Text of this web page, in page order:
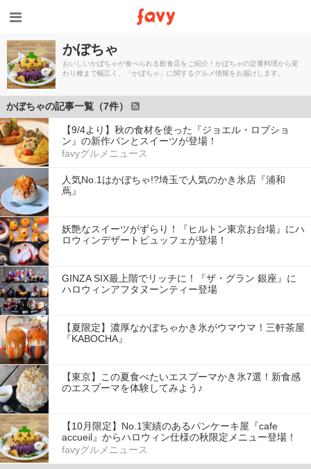
かぼちゃ
おいしいかぼちゃが食べられる飲食店をご紹介！かぼちゃの定番料理から変
わり種まで幅広く、「かぼちゃ」に関するグルメ情報をお届けします。
かぼちゃの記事一覧（7件）
【9/4より】秋の食材を使った『ジョエル・ロブショ
ン』の新作パンとスイーツが登場！
favyグルメニュース
人気No.1はかぼちゃ!?埼玉で人気のかき氷店『浦和
蔦』
妖艶なスイーツがずらり！『ヒルトン東京お台場』にハ
ロウィンデザートビュッフェが登場！
GINZA SIX最上階でリッチに！『ザ・グラン 銀座』に
ハロウィンアフタヌーンティー登場
【夏限定】濃厚なかぼちゃかき氷がウマウマ！三軒茶屋
『KABOCHA』
【東京】この夏食べたいエスプーマかき氷7選！新食感
のエスプーマを体験してみよう♪
【10月限定】No.1実績のあるパンケーキ屋『cafe
accueil』からハロウィン仕様の秋限定メニュー登場！
favyグルメニュース